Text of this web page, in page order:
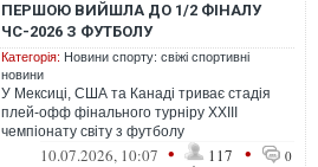
ПЕРШОЮ ВИЙШЛА ДО 1/2 ФІНАЛУ
ЧС-2026 З ФУТБОЛУ
Категорія: Новини спорту: свіжі спортивні
новини
У Мексиці, США та Канаді триває стадія
плей-офф фінального турніру XXIII
чемпіонату світу з футболу
10.07.2026, 10:07 • 117 • 0